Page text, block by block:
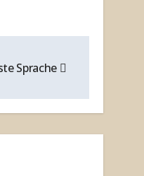
Sprache